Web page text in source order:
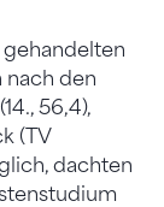
nach den
56,4),
(TV
dachten